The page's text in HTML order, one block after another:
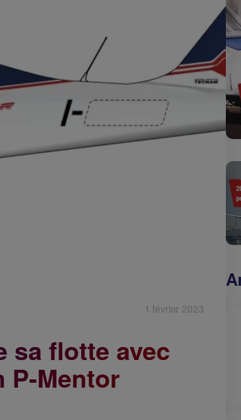
1 février 2023
sa flotte avec
P-Mentor